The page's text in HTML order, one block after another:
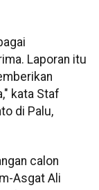
Laporan itu
kata Staf
di Palu,
calon
Asgat Ali